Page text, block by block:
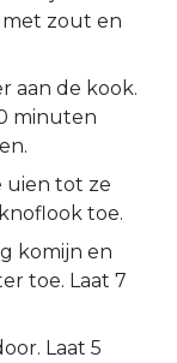
met zout en
aan de kook.
minuten
uien tot ze
toe.
komijn en
toe. Laat 7
Laat 5